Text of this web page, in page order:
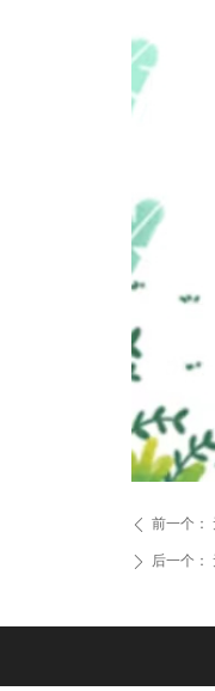
ꄴ 前一个：
ꄲ 后一个：